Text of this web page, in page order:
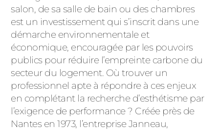
salon, de sa salle de bain ou des chambres
est un investissement qui s’inscrit dans une
démarche environnementale et
économique, encouragée par les pouvoirs
publics pour réduire l’empreinte carbone du
secteur du logement. Où trouver un
professionnel apte à répondre à ces enjeux
en complétant la recherche d’esthétisme par
l’exigence de performance ? Créée près de
Nantes en 1973, l’entreprise Janneau,
ALUMINIUM
ACIER